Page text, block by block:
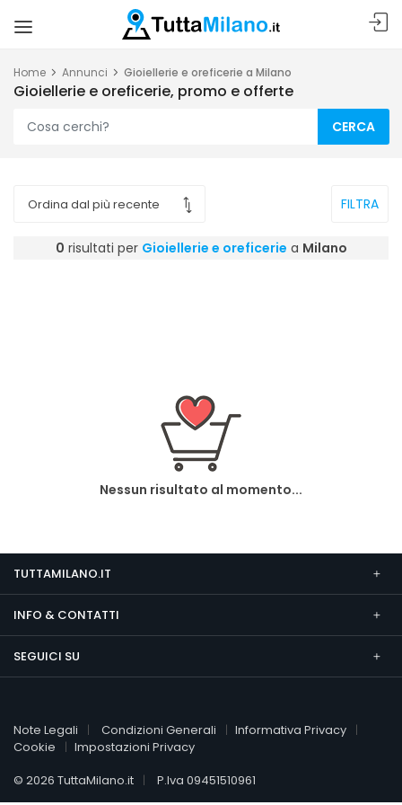
Home Annunci Gioiellerie e oreficerie a Milano
Gioiellerie e oreficerie, promo e offerte
CERCA
FILTRA
0 risultati per Gioiellerie e oreficerie a Milano
Nessun risultato al momento...
TUTTAMILANO.IT
INFO & CONTATTI
SEGUICI SU
Note Legali Condizioni Generali
Informativa Privacy
Cookie
Impostazioni Privacy
© 2026 TuttaMilano.it
P.Iva 09451510961